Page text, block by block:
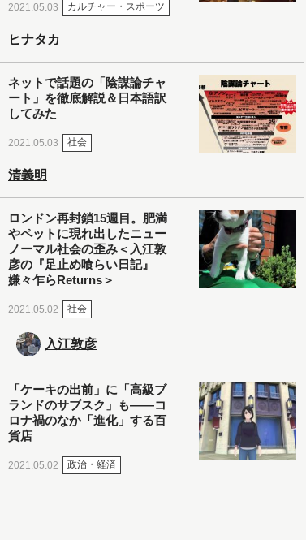
2021.05.03 カルチャー・スポーツ
ヒナタカ
ネットで話題の「陰謀論チャ
ート」を徹底解説＆日本語訳
してみた
2021.05.03 社会
清義明
ロンドン再封鎖15週目。肥満
やペットに現れ出したニュー
ノーマル社会の歪み＜入江敦
彦の『足止め喰らい日記』
嫌々乍らReturns＞
2021.05.02 社会
入江敦彦
「ケーキの出前」に「高級ブ
ランドのサブスク」も――コ
ロナ禍のなか「進化」する百
貨店
2021.05.02 政治・経済